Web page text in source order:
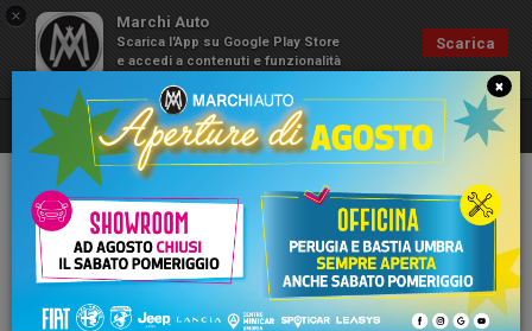
× Marchi Auto
Scarica l'App su Google Play Store
e accedi a contenuti e funzionalità
Scarica
×